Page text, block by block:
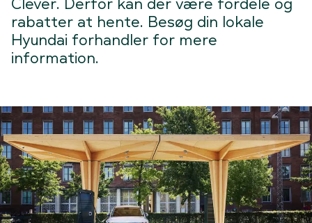
Clever. Derfor kan der være fordele og
rabatter at hente. Besøg din lokale
Hyundai forhandler for mere
information.